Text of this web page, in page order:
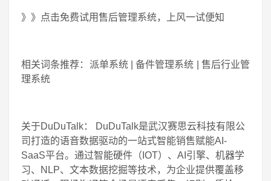
》》点击免费试用售后管理系统，上风一试便知
相关词条推荐：派单系统 | 备件管理系统 | 售后行业管
理系统
关于DuDuTalk： DuDuTalk是武汉赛思云科技有限公
司打造的语音数据驱动的一站式智能销售赋能AI-
SaaS平台。通过智能硬件（IOT）、AI引擎、机器学
习、NLP、文本数据挖掘等技术，为企业提供覆盖移